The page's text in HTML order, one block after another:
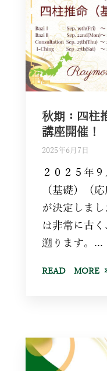
秋期：四柱
講座開催！
2025年6月7日
２０２５年
（基礎）（
が決定しま
は非常に古
遡ります。...
READ MORE